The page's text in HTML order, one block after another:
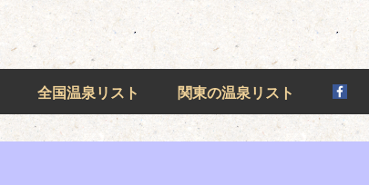
全国温泉リスト 関東の温泉リスト